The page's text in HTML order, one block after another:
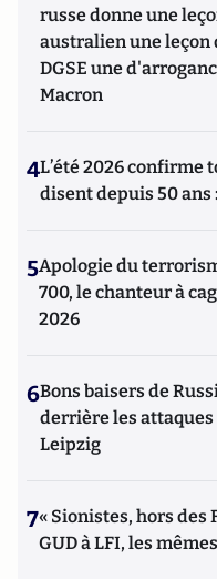
russe donne une
australien une leçon
DGSE une
Macron
4L’été 2026 confirme
disent depuis 50
5Apologie du
700, le chanteur à
2026
6Bons baisers de
derrière les
Leipzig
7« Sionistes, hors des
GUD à LFI, les